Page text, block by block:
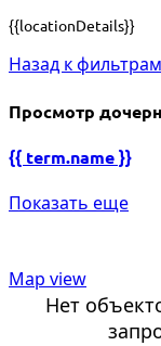
{{locationDetails}}
Назад к фильтрам
Просмотр
{{ term.name }}
Показать еще
Map view
Нет